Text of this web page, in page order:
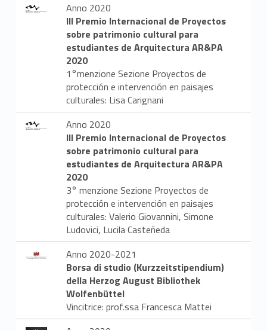
Anno 2020
III Premio Internacional de Proyectos
sobre patrimonio cultural para
estudiantes de Arquitectura AR&PA
2020
1°menzione Sezione Proyectos de
protección e intervención en paisajes
culturales: Lisa Carignani
Anno 2020
III Premio Internacional de Proyectos
sobre patrimonio cultural para
estudiantes de Arquitectura AR&PA
2020
3° menzione Sezione Proyectos de
protección e intervención en paisajes
culturales: Valerio Giovannini, Simone
Ludovici, Lucila Casteñeda
Anno 2020-2021
Borsa di studio (Kurzzeitstipendium)
della Herzog August Bibliothek
Wolfenbüttel
Vincitrice: prof.ssa Francesca Mattei